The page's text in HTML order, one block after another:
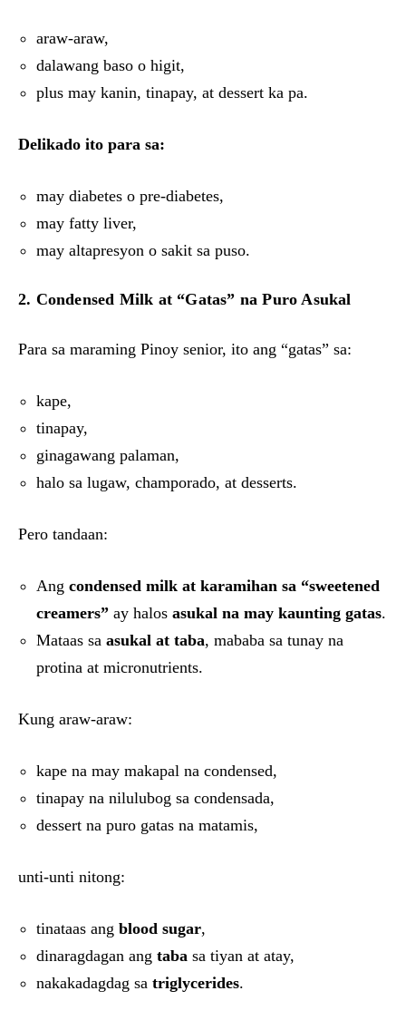
araw-araw,
dalawang baso o higit,
plus may kanin, tinapay, at dessert ka pa.
Delikado ito para sa:
may diabetes o pre-diabetes,
may fatty liver,
may altapresyon o sakit sa puso.
2. Condensed Milk at “Gatas” na Puro Asukal
Para sa maraming Pinoy senior, ito ang “gatas” sa:
kape,
tinapay,
ginagawang palaman,
halo sa lugaw, champorado, at desserts.
Pero tandaan:
Ang condensed milk at karamihan sa “sweetened
creamers” ay halos asukal na may kaunting gatas.
Mataas sa asukal at taba, mababa sa tunay na
protina at micronutrients.
Kung araw-araw:
kape na may makapal na condensed,
tinapay na nilulubog sa condensada,
dessert na puro gatas na matamis,
unti-unti nitong:
tinataas ang blood sugar,
dinaragdagan ang taba sa tiyan at atay,
nakakadagdag sa triglycerides.